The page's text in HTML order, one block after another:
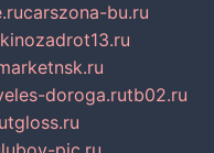
carszona-bu.ru
kinozadrot13.ru
doroga.rutb02.ru